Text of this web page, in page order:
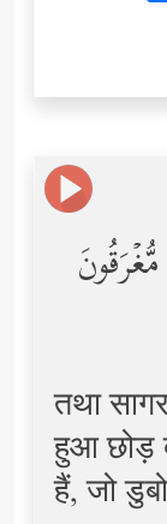
तथा
हुआ छोड़
हैं, जो